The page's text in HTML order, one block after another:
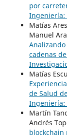
por
Ingeniería:
Matías
Manuel
cadenas
Matías
de Salud
Ingeniería:
Martín
Andrés
blockchain